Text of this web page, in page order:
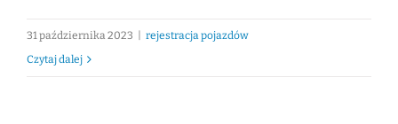
31 października 2023
rejestracja pojazdów
Czytaj dalej